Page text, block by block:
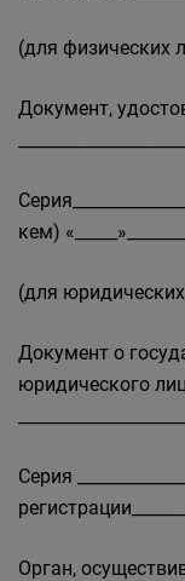
(для физических
Документ,
кем)
(для
Документ о
юридического
Серия
Орган,